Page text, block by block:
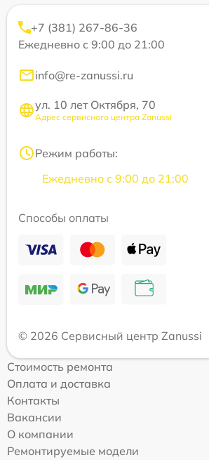
+7 (381) 267-86-36
Ежедневно с 9:00 до 21:00
info@re-zanussi.ru
ул. 10 лет Октября, 70
Адрес сервисного центра Zanussi
Режим работы:
Ежедневно с 9:00 до 21:00
Способы оплаты
© 2026 Сервисный центр Zanussi
Стоимость ремонта
Оплата и доставка
Контакты
Вакансии
О компании
Ремонтируемые модели